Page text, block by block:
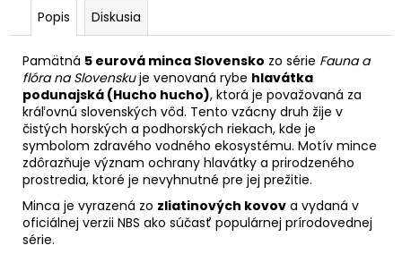
Popis Diskusia
Pamätná 5 eurová minca Slovensko zo série Fauna a
flóra na Slovenskuje venovaná rybe hlavátka
podunajská (Hucho hucho), ktorá je považovaná za
kráľovnú slovenských vôd. Tento vzácny druh žije v
čistých horských a podhorských riekach, kde je
symbolom zdravého vodného ekosystému. Motív mince
zdôrazňuje význam ochrany hlavátky a prirodzeného
prostredia, ktoré je nevyhnutné pre jej prežitie.
Minca je vyrazená zo zliatinových kovov a vydaná v
oficiálnej verzii NBS ako súčasť populárnej prírodovednej
série.
č
a
m
e
2
EURO
SLOVENSKO
2026
-
TRENČÍN
(KARTA